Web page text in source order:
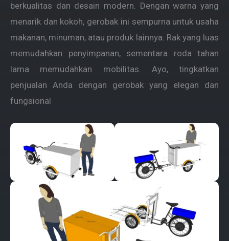
berkualitas dan desain modern. Dengan warna yang
menarik dan kokoh, gerobak ini sempurna untuk usaha
makanan, minuman, atau produk lainnya. Rak yang luas
memudahkan penyimpanan, sementara roda tahan
lama memudahkan mobilitas. Ayo, tingkatkan
penjualan Anda dengan gerobak yang elegan dan
fungsional